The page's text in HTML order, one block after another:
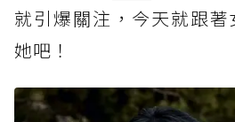
就引爆關注，今天就跟
她吧！